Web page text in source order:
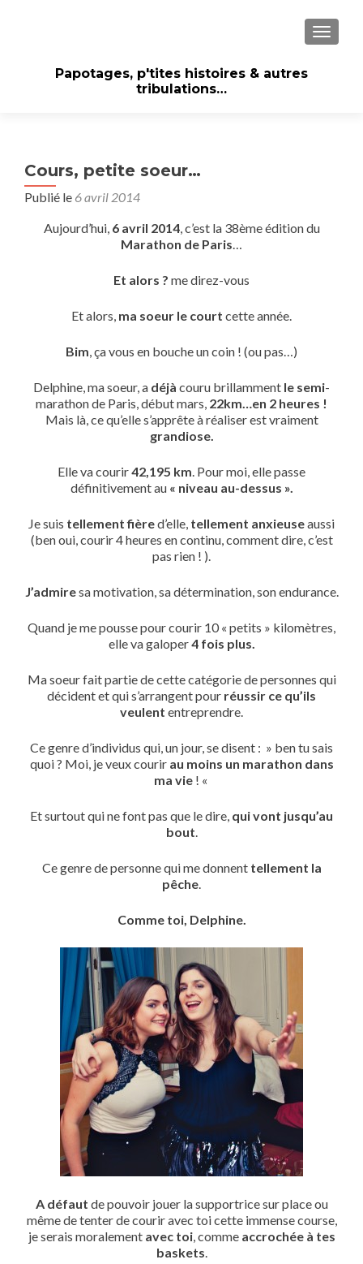
Papotages, p'tites histoires & autres
tribulations…
Cours, petite soeur…
Publié le 6 avril 2014
Aujourd’hui, 6 avril 2014, c’est la 38ème édition du
Marathon de Paris…
Et alors ? me direz-vous
Et alors, ma soeur le court cette année.
Bim, ça vous en bouche un coin ! (ou pas…)
Delphine, ma soeur, a déjà couru brillamment le semi-
marathon de Paris, début mars, 22km…en 2 heures !
Mais là, ce qu’elle s’apprête à réaliser est vraiment
grandiose.
Elle va courir42,195 km. Pour moi, elle passe
définitivement au« niveau au-dessus ».
Je suis tellement fièred’elle, tellement anxieuseaussi
(ben oui, courir 4 heures en continu, comment dire, c’est
pas rien ! ).
J’admiresa motivation, sa détermination, son endurance.
Quand je me pousse pour courir 10 « petits » kilomètres,
elle va galoper4 fois plus.
Ma soeur fait partie de cette catégorie de personnes qui
décident et qui s’arrangent pour réussir ce qu’ils
veulent entreprendre.
Ce genre d’individus qui, un jour, se disent : » ben tu sais
quoi ? Moi, je veux courir au moins un marathon dans
ma vie! «
Et surtout qui ne font pas que le dire, qui vont jusqu’au
bout.
Ce genre de personne qui me donnent tellement la
pêche.
Comme toi, Delphine.
A défaut de pouvoir jouer la supportrice sur place ou
même de tenter de courir avec toi cette immense course,
je serais moralement avec toi, comme accrochée à tes
baskets.